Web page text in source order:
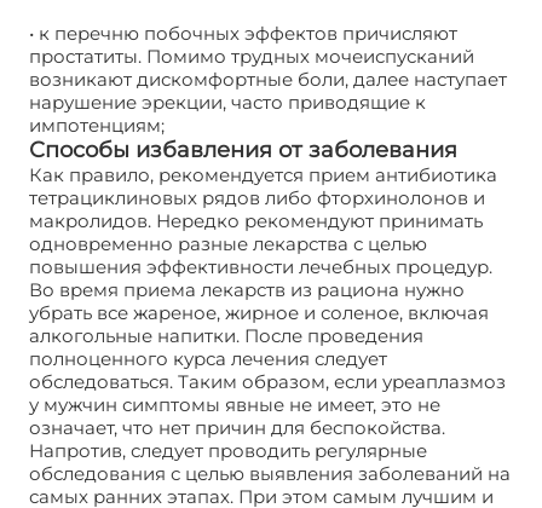
• к перечню побочных эффектов причисляют
простатиты. Помимо трудных мочеиспусканий
возникают дискомфортные боли, далее наступает
нарушение эрекции, часто приводящие к
импотенциям;
Способы избавления от заболевания
Как правило, рекомендуется прием антибиотика
тетрациклиновых рядов либо фторхинолонов и
макролидов. Нередко рекомендуют принимать
одновременно разные лекарства с целью
повышения эффективности лечебных процедур.
Во время приема лекарств из рациона нужно
убрать все жареное, жирное и соленое, включая
алкогольные напитки. После проведения
полноценного курса лечения следует
обследоваться. Таким образом, если уреаплазмоз
у мужчин симптомы явные не имеет, это не
означает, что нет причин для беспокойства.
Напротив, следует проводить регулярные
обследования с целью выявления заболеваний на
самых ранних этапах. При этом самым лучшим и